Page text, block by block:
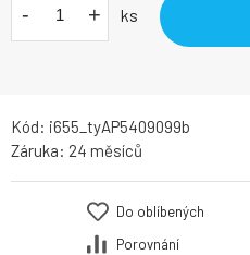
- + ks
Kód: i655_tyAP5409099b
Záruka: 24 měsíců
Do oblíbených
Porovnání